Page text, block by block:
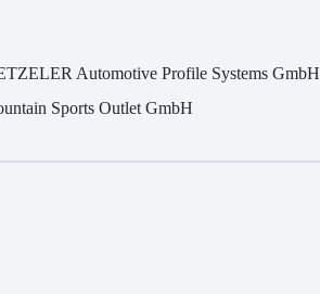
Automotive Profile Systems GmbH
Sports Outlet GmbH